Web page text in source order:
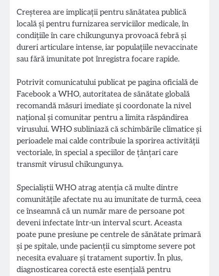
Creșterea are implicații pentru sănătatea publică
locală și pentru furnizarea serviciilor medicale, în
condițiile în care chikungunya provoacă febră și
dureri articulare intense, iar populațiile nevaccinate
sau fără imunitate pot înregistra focare rapide.
Potrivit comunicatului publicat pe pagina oficială de
Facebook a WHO, autoritatea de sănătate globală
recomandă măsuri imediate și coordonate la nivel
național și comunitar pentru a limita răspândirea
virusului. WHO subliniază că schimbările climatice și
perioadele mai calde contribuie la sporirea activității
vectoriale, în special a speciilor de țânțari care
transmit virusul chikungunya.
Specialiștii WHO atrag atenția că multe dintre
comunitățile afectate nu au imunitate de turmă, ceea
ce înseamnă că un număr mare de persoane pot
deveni infectate într-un interval scurt. Aceasta
poate pune presiune pe centrele de sănătate primară
și pe spitale, unde pacienții cu simptome severe pot
necesita evaluare și tratament suportiv. În plus,
diagnosticarea corectă este esențială pentru